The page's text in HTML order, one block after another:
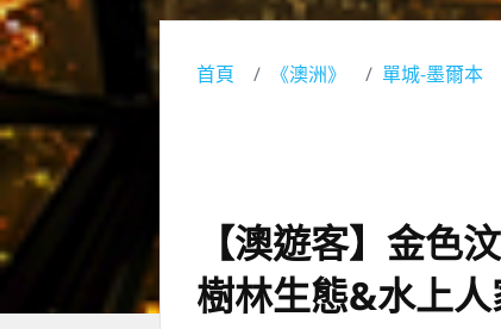
首頁 《澳洲》 單城-墨爾本
【澳遊客】金色
樹林生態&水上人